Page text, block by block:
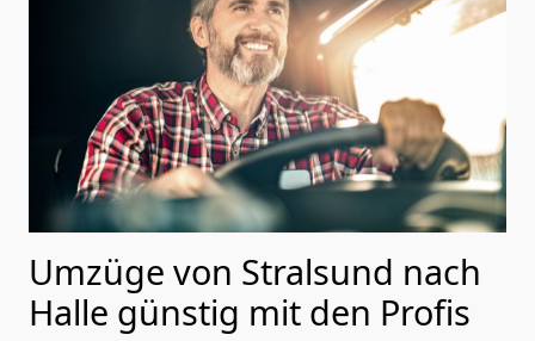
Umzüge von Stralsund nach
Halle günstig mit den Profis